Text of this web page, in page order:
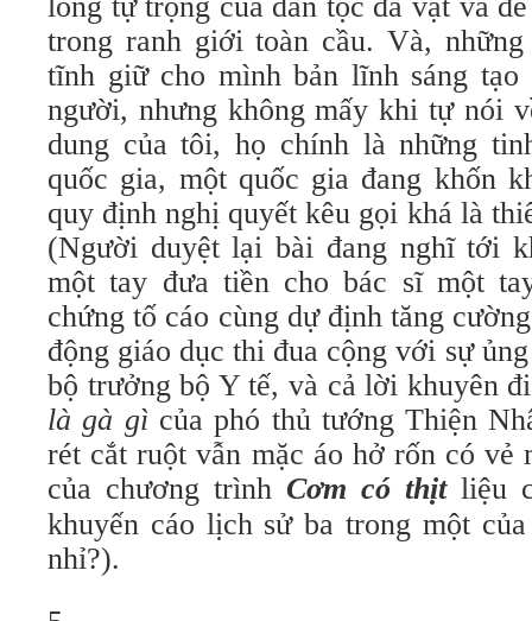
trong ranh giới toàn cầu. Và,
tĩnh giữ cho mình bản lĩnh sáng
người, nhưng không mấy khi tự nói
dung của tôi, họ chính là những
quốc gia, một quốc gia đang khốn
quy định nghị quyết kêu gọi khá là
(Người duyệt lại bài đang nghĩ tới
một tay đưa tiền cho bác sĩ một
chứng tố cáo cùng dự định tăng
động giáo dục thi đua cộng với sự
bộ trưởng bộ Y tế, và cả lời khuyên
là gà gìcủa phó thủ tướng Thiện
rét cắt ruột vẫn mặc áo hở rốn có vẻ
của chương trình Cơm có thịtliệu
khuyến cáo lịch sử ba trong một
nhỉ?).